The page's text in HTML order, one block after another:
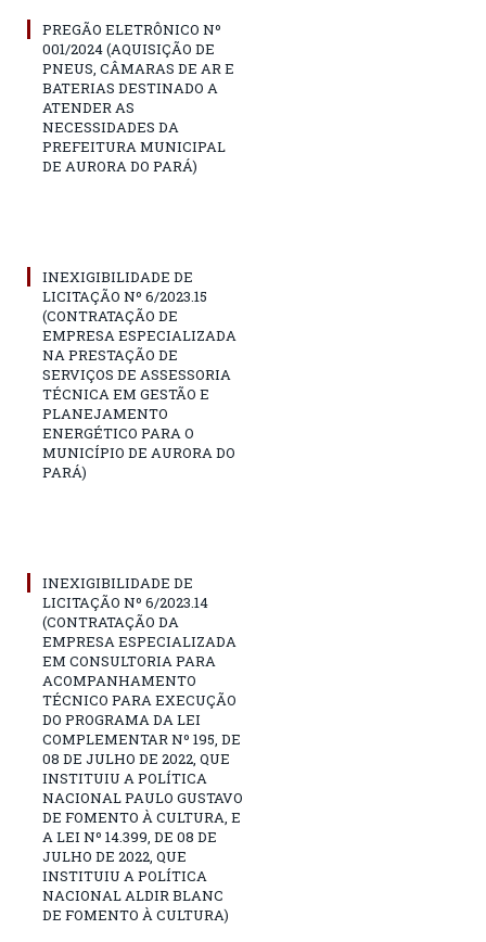
PREGÃO ELETRÔNICO Nº
001/2024 (AQUISIÇÃO DE
PNEUS, CÂMARAS DE AR E
BATERIAS DESTINADO A
ATENDER AS
NECESSIDADES DA
PREFEITURA MUNICIPAL
DE AURORA DO PARÁ)
INEXIGIBILIDADE DE
LICITAÇÃO Nº 6/2023.15
(CONTRATAÇÃO DE
EMPRESA ESPECIALIZADA
NA PRESTAÇÃO DE
SERVIÇOS DE ASSESSORIA
TÉCNICA EM GESTÃO E
PLANEJAMENTO
ENERGÉTICO PARA O
MUNICÍPIO DE AURORA DO
PARÁ)
INEXIGIBILIDADE DE
LICITAÇÃO Nº 6/2023.14
(CONTRATAÇÃO DA
EMPRESA ESPECIALIZADA
EM CONSULTORIA PARA
ACOMPANHAMENTO
TÉCNICO PARA EXECUÇÃO
DO PROGRAMA DA LEI
COMPLEMENTAR Nº 195, DE
08 DE JULHO DE 2022, QUE
INSTITUIU A POLÍTICA
NACIONAL PAULO GUSTAVO
DE FOMENTO À CULTURA, E
A LEI Nº 14.399, DE 08 DE
JULHO DE 2022, QUE
INSTITUIU A POLÍTICA
NACIONAL ALDIR BLANC
DE FOMENTO À CULTURA)